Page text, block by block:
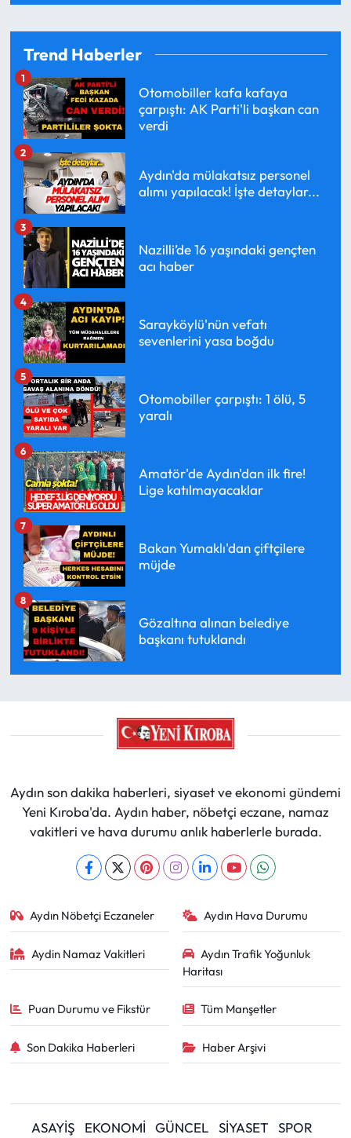
Trend Haberler
Otomobiller kafa kafaya
çarpıştı: AK Parti'li başkan can
verdi
1
Aydın'da mülakatsız personel
alımı yapılacak! İşte detaylar...
2
Nazilli’de 16 yaşındaki gençten
acı haber
3
Sarayköylü'nün vefatı
sevenlerini yasa boğdu
4
Otomobiller çarpıştı: 1 ölü, 5
yaralı
5
Amatör'de Aydın'dan ilk fire!
Lige katılmayacaklar
6
Bakan Yumaklı'dan çiftçilere
müjde
7
Gözaltına alınan belediye
başkanı tutuklandı
8
Aydın son dakika haberleri, siyaset ve ekonomi gündemi
Yeni Kıroba'da. Aydın haber, nöbetçi eczane, namaz
vakitleri ve hava durumu anlık haberlerle burada.
Aydın Nöbetçi Eczaneler Aydın Hava Durumu
Aydin Namaz Vakitleri
Aydın Trafik Yoğunluk
Haritası
Puan Durumu ve Fikstür Tüm Manşetler
Son Dakika Haberleri Haber Arşivi
ASAYİŞ EKONOMİ GÜNCEL SİYASET SPOR